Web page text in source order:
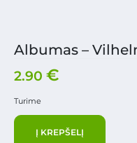
Albumas –
2.90 €
Turime
Į KREPŠELĮ